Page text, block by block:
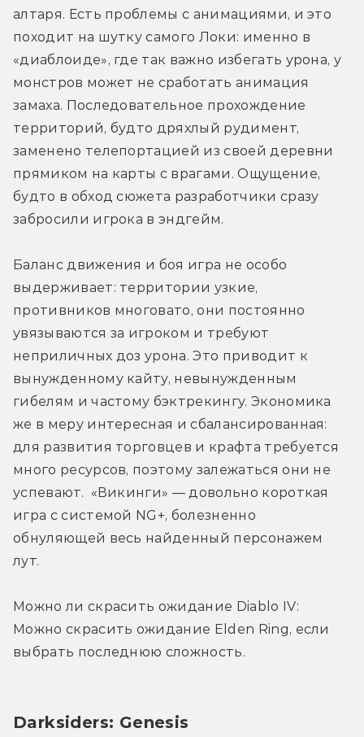
алтаря. Есть проблемы с анимациями, и это
походит на шутку самого Локи: именно в
«диаблоиде», где так важно избегать урона, у
монстров может не сработать анимация
замаха. Последовательное прохождение
территорий, будто дряхлый рудимент,
заменено телепортацией из своей деревни
прямиком на карты с врагами. Ощущение,
будто в обход сюжета разработчики сразу
забросили игрока в эндгейм.
Баланс движения и боя игра не особо
выдерживает: территории узкие,
противников многовато, они постоянно
увязываются за игроком и требуют
неприличных доз урона. Это приводит к
вынужденному кайту, невынужденным
гибелям и частому бэктрекингу. Экономика
же в меру интересная и сбалансированная:
для развития торговцев и крафта требуется
много ресурсов, поэтому залежаться они не
успевают.  «Викинги» — довольно короткая
игра с системой NG+, болезненно
обнуляющей весь найденный персонажем
лут.
Можно ли скрасить ожидание Diablo IV:
Можно скрасить ожидание Elden Ring, если
выбрать последнюю сложность.
Darksiders: Genesis